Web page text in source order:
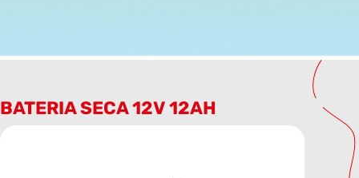
BATERIA SECA 12V 12AH